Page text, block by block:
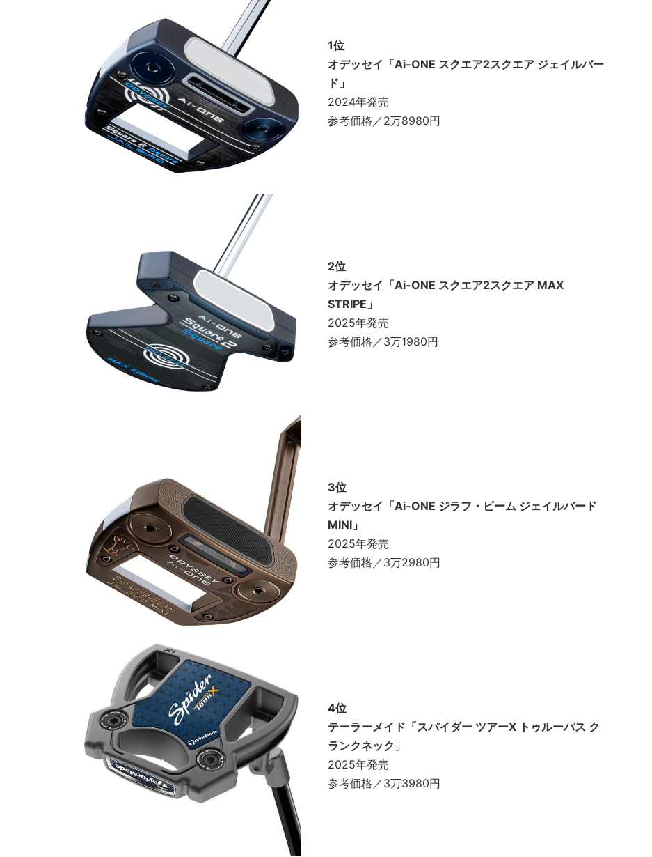
1位
オデッセイ「Ai-ONE スクエア2スクエア ジェイルバー
ド」
2024年発売
参考価格／2万8980円
2位
オデッセイ「Ai-ONE スクエア2スクエア MAX
STRIPE」
2025年発売
参考価格／3万1980円
3位
オデッセイ「Ai-ONE ジラフ・ビーム ジェイルバード
MINI」
2025年発売
参考価格／3万2980円
4位
テーラーメイド「スパイダー ツアーX トゥルーパス ク
ランクネック」
2025年発売
参考価格／3万3980円